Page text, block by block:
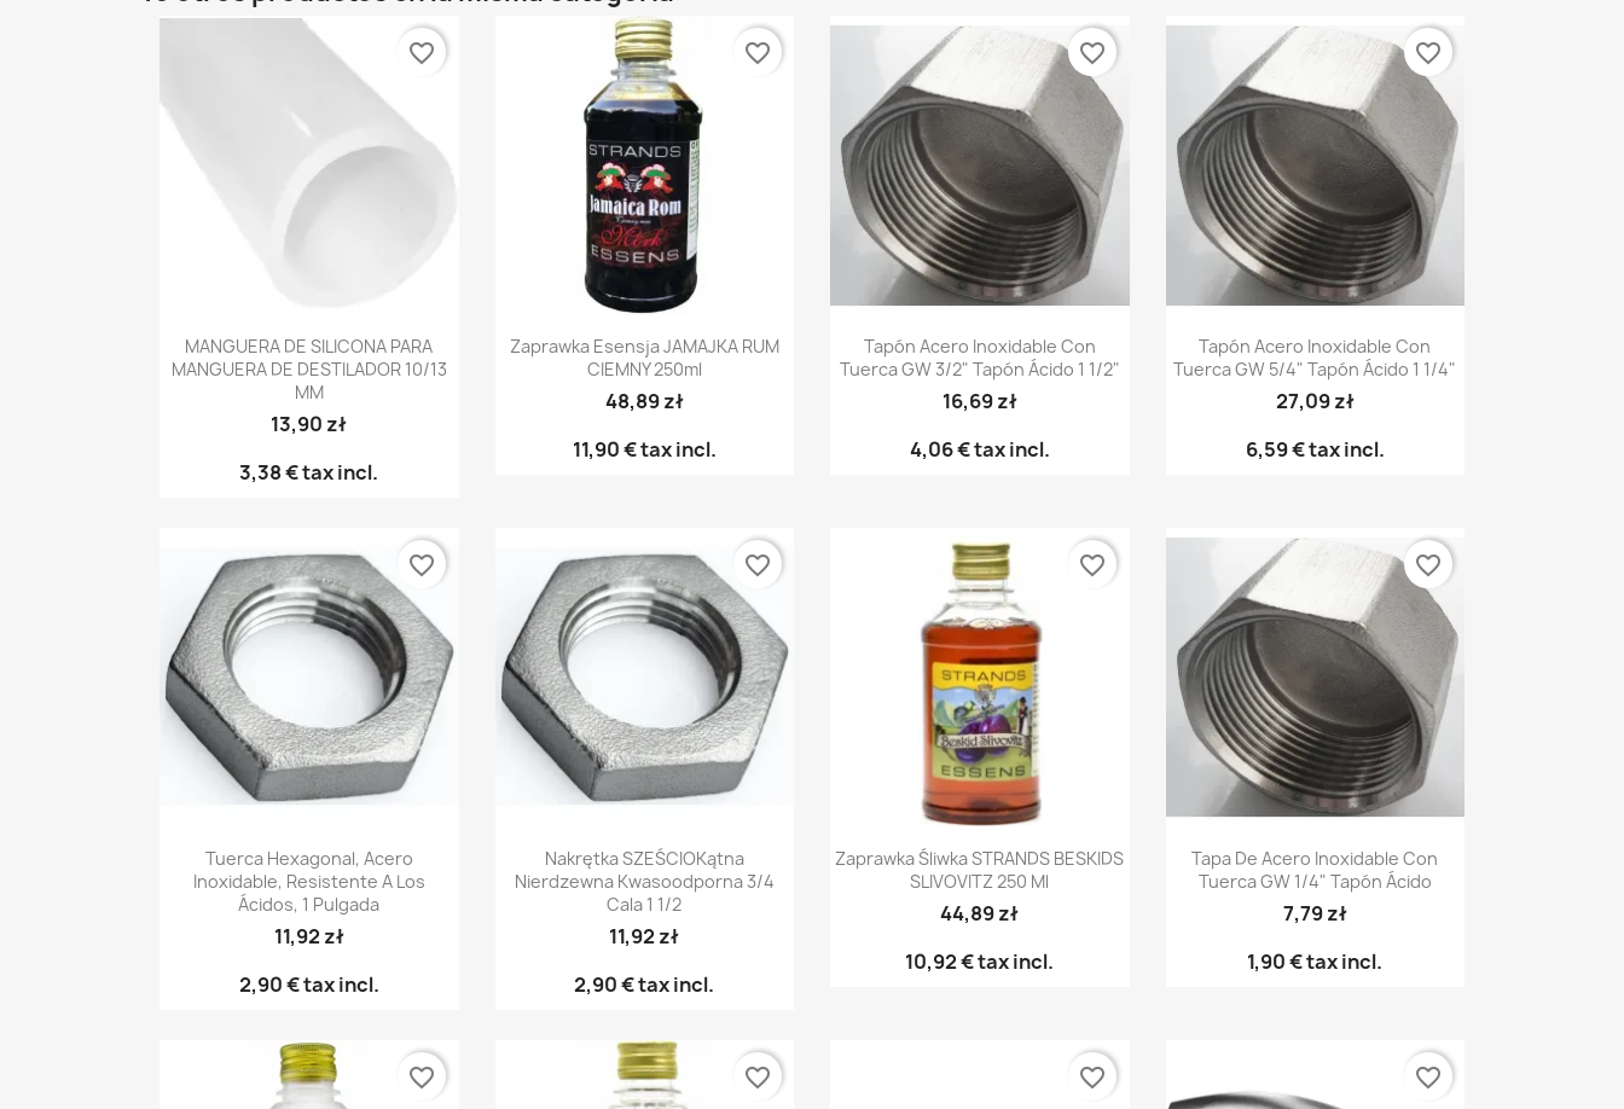
Vista rápida
MANGUERA DE SILICONA PARA
MANGUERA DE DESTILADOR 10/13
MM
13,90 zł
3,38 €tax incl.
favorite_border
Vista rápida
Zaprawka Esensja JAMAJKA RUM
CIEMNY 250ml
48,89 zł
11,90 €tax incl.
favorite_border
Vista rápida
Tapón Acero Inoxidable Con
Tuerca GW 3/2" Tapón Ácido 1 1/2"
16,69 zł
4,06 €tax incl.
favorite_border
Vista rápida
Tapón Acero Inoxidable Con
Tuerca GW 5/4" Tapón Ácido 1 1/4"
27,09 zł
6,59 €tax incl.
favorite_border
Vista rápida
Tuerca Hexagonal, Acero
Inoxidable, Resistente A Los
Ácidos, 1 Pulgada
11,92 zł
2,90 €tax incl.
favorite_border
Vista rápida
Nakrętka SZEŚCIOKątna
Nierdzewna Kwasoodporna 3/4
Cala 1 1/2
11,92 zł
2,90 €tax incl.
favorite_border
Vista rápida
Zaprawka Śliwka STRANDS BESKIDS
SLIVOVITZ 250 Ml
44,89 zł
10,92 €tax incl.
favorite_border
Vista rápida
Tapa De Acero Inoxidable Con
Tuerca GW 1/4" Tapón Ácido
7,79 zł
1,90 €tax incl.
favorite_border
favorite_border favorite_border favorite_border favorite_border